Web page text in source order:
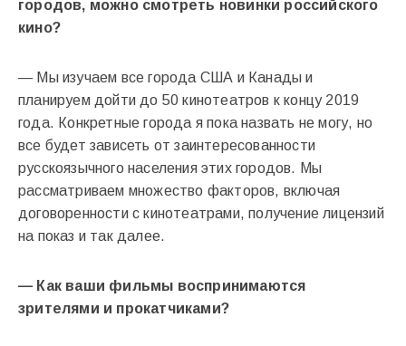
городов, можно смотреть новинки российского
кино?
— Мы изучаем все города США и Канады и
планируем дойти до 50 кинотеатров к концу 2019
года. Конкретные города я пока назвать не могу, но
все будет зависеть от заинтересованности
русскоязычного населения этих городов. Мы
рассматриваем множество факторов, включая
договоренности с кинотеатрами, получение лицензий
на показ и так далее.
— Как ваши фильмы воспринимаются
зрителями и прокатчиками?